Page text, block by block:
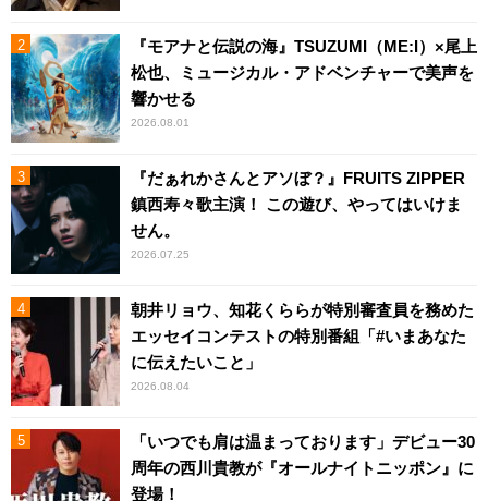
『モアナと伝説の海』TSUZUMI（ME:I）×尾上
松也、ミュージカル・アドベンチャーで美声を
響かせる
2026.08.01
『だぁれかさんとアソぼ？』FRUITS ZIPPER
鎮西寿々歌主演！ この遊び、やってはいけま
せん。
2026.07.25
朝井リョウ、知花くららが特別審査員を務めた
エッセイコンテストの特別番組「#いまあなた
に伝えたいこと」
2026.08.04
「いつでも肩は温まっております」デビュー30
周年の西川貴教が『オールナイトニッポン』に
登場！